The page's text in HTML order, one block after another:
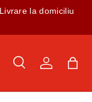
la domiciliu
Caută